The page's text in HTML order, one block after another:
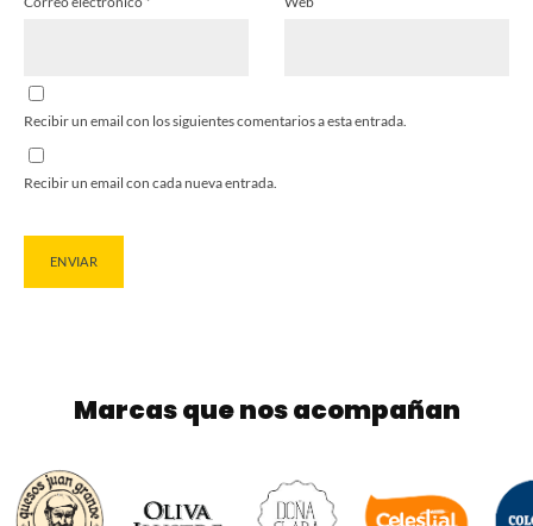
Recibir un email con los siguientes comentarios a esta entrada.
Recibir un email con cada nueva entrada.
Marcas que nos acompañan